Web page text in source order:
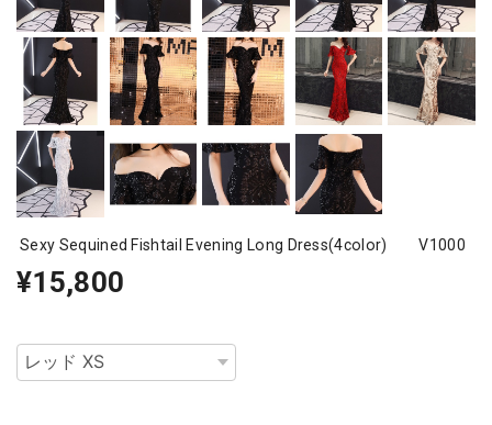
Sexy Sequined Fishtail Evening Long Dress(4color) V1000
¥15,800